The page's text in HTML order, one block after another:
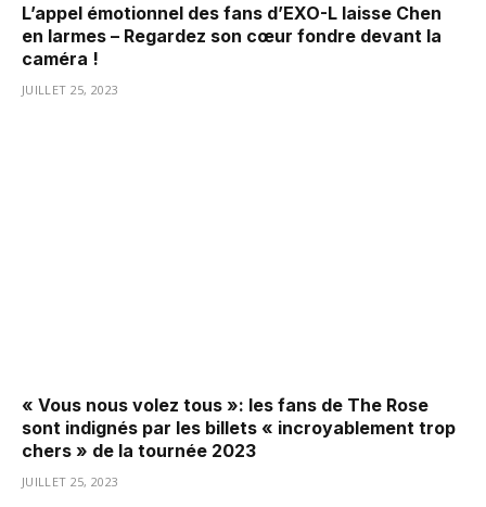
L’appel émotionnel des fans d’EXO-L laisse Chen
en larmes – Regardez son cœur fondre devant la
caméra !
JUILLET 25, 2023
« Vous nous volez tous »: les fans de The Rose
sont indignés par les billets « incroyablement trop
chers » de la tournée 2023
JUILLET 25, 2023